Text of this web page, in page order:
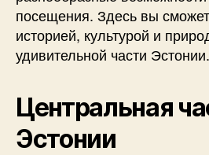
посещения. Здесь вы
историей, культурой и
удивительной части Эстонии.
Центральная
Эстонии